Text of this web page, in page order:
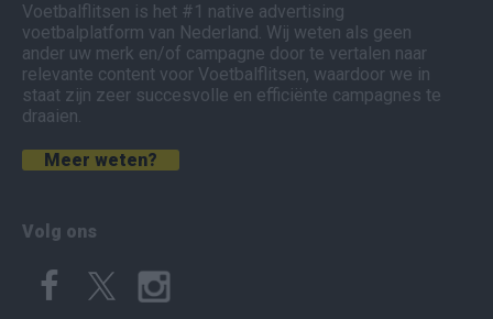
Voetbalflitsen is het #1 native advertising
voetbalplatform van Nederland. Wij weten als geen
ander uw merk en/of campagne door te vertalen naar
relevante content voor Voetbalflitsen, waardoor we in
staat zijn zeer succesvolle en efficiënte campagnes te
draaien.
Meer weten?
Volg ons